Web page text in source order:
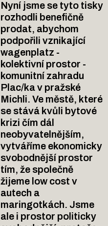
Nyní jsme se tyto tisky
rozhodli benefičně
prodat, abychom
podpořili vznikající
wagenplatz -
kolektivní prostor -
komunitní zahradu
Plac/ka v pražské
Michli. Ve městě, které
se stává kvůli bytové
krizi čím dál
neobyvatelnějším,
vytváříme ekonomicky
svobodnější prostor
tím, že společně
žijeme low cost v
autech a
maringotkách. Jsme
ale i prostor politicky